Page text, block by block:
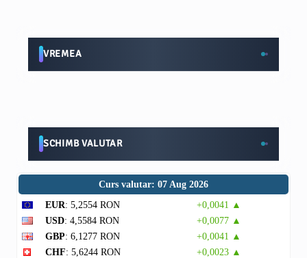
VREMEA
SCHIMB VALUTAR
Curs valutar: 07 Aug 2026
EUR: 5,2554 RON
+0,0041 ▲
USD: 4,5584 RON
+0,0077 ▲
GBP: 6,1277 RON
+0,0041 ▲
CHF: 5,6244 RON
+0,0023 ▲